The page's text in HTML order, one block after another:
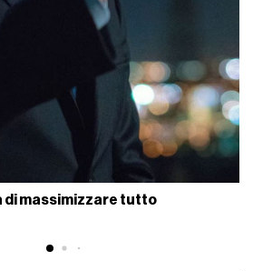
di massimizzare tutto